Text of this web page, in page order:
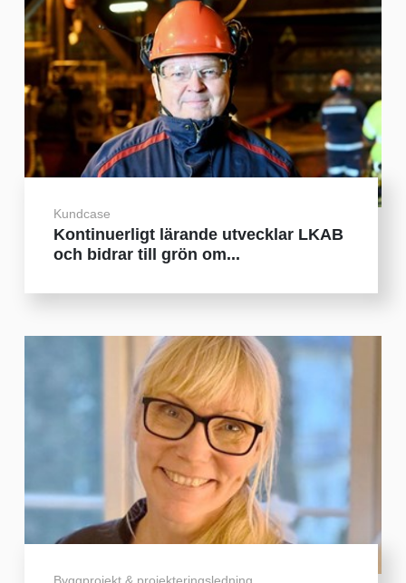
Kundcase
Kontinuerligt lärande utvecklar LKAB
och bidrar till grön om...